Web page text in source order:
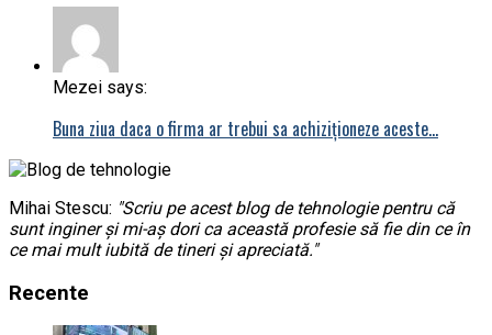
Mezei says:
Buna ziua daca o firma ar trebui sa achiziționeze aceste…
Mihai Stescu: "Scriu pe acest blog de tehnologie pentru că
sunt inginer și mi-aș dori ca această profesie să fie din ce în
ce mai mult iubită de tineri și apreciată."
Recente